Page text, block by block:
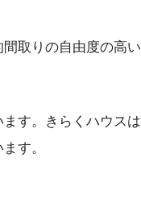
取りの自由度の高い
す。きらくハウスは
す。